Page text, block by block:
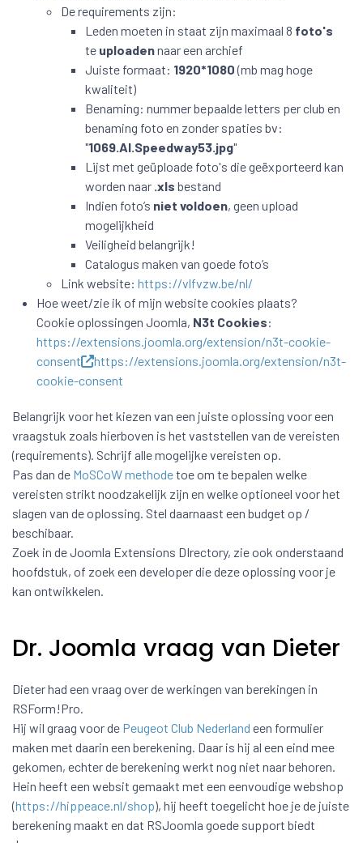
De requirements zijn:
Leden moeten in staat zijn maximaal 8 foto's
te uploadennaar een archief
Juiste formaat: 1920*1080(mb mag hoge
kwaliteit)
Benaming: nummer bepaalde letters per club en
benaming foto en zonder spaties bv:
"1069.AI.Speedway53.jpg"
Lijst met geüploade foto's die geëxporteerd kan
worden naar .xls bestand
Indien foto’s niet voldoen, geen upload
mogelijkheid
Veiligheid belangrijk!
Catalogus maken van goede foto’s
Link website: https://vlfvzw.be/nl/
Hoe weet/zie ik of mijn website cookies plaats?
Cookie oplossingen Joomla, N3t Cookies:
https://extensions.joomla.org/extension/n3t-cookie-
consent
https://extensions.joomla.org/extension/n3t-
cookie-consent
Belangrijk voor het kiezen van een juiste oplossing voor een
vraagstuk zoals hierboven is het vaststellen van de vereisten
(requirements). Schrijf alle mogelijke vereisten op.
Pas dan de MoSCoW methodetoe om te bepalen welke
vereisten strikt noodzakelijk zijn en welke optioneel voor het
slagen van de oplossing. Stel daarnaast een budget op /
beschibaar.
Zoek in de Joomla Extensions DIrectory, zie ook onderstaand
hoofdstuk, of zoek een developer die deze oplossing voor je
kan ontwikkelen.
Dr. Joomla vraag van Dieter
Dieter had een vraag over de werkingen van berekingen in
RSForm!Pro.
Hij wil graag voor de Peugeot Club Nederland een formulier
maken met daarin een berekening. Daar is hij al een eind mee
gekomen, echter de berekening werkt nog niet naar behoren.
Hein heeft een websit gemaakt met een eenvoudige webshop
(https://hippeace.nl/shop), hij heeft toegelicht hoe je de juiste
berekening maakt en dat RSJoomla goede support biedt